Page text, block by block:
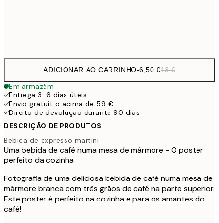
ADICIONAR AO CARRINHO-6,50 €13 €
Em armazém
Entrega 3-6 dias úteis
Envio gratuit o acima de 59 €
Direito de devolução durante 90 dias
DESCRIÇÃO DE PRODUTOS
Bebida de expresso martini
Uma bebida de café numa mesa de mármore - O poster
perfeito da cozinha
Fotografia de uma deliciosa bebida de café numa mesa de
mármore branca com três grãos de café na parte superior.
Este poster é perfeito na cozinha e para os amantes do
café!